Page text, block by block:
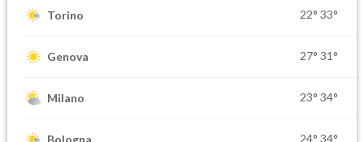
Torino 22° 33°
Genova 27° 31°
Milano 23° 34°
24° 34°